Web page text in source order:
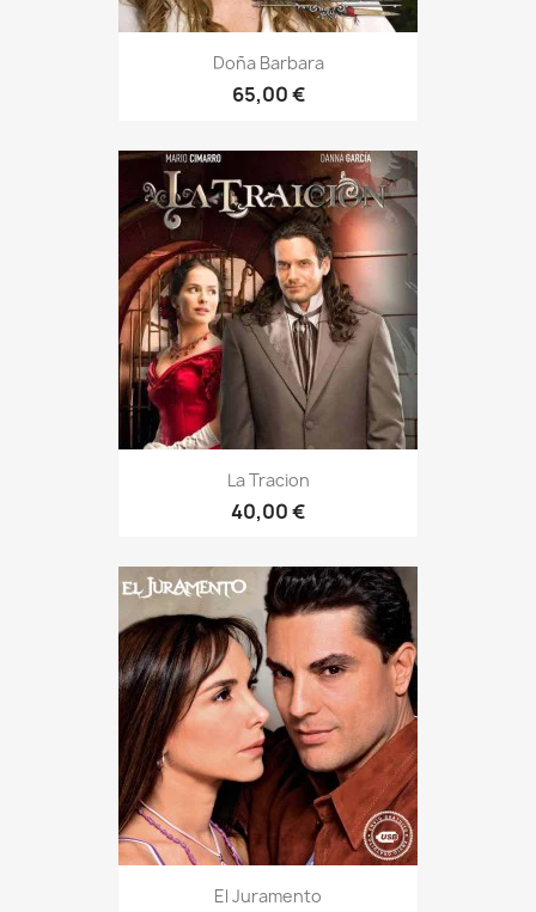
Doña Barbara
65,00 €
La Tracion
40,00 €
El Juramento